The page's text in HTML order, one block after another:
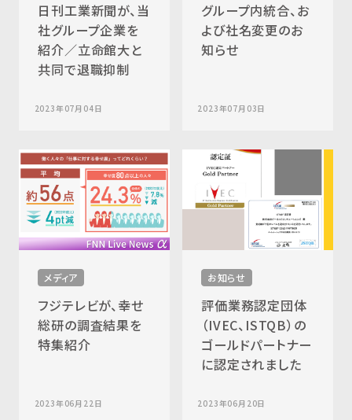
日刊工業新聞が、当
社グループ企業を
紹介／立命館大と
共同で退職抑制
2023年07月04日
グループ内統合、お
よび社名変更のお
知らせ
2023年07月03日
メディア
フジテレビが、幸せ
総研の調査結果を
特集紹介
2023年06月22日
お知らせ
評価業務認定団体
（IVEC、ISTQB）の
ゴールドパートナー
に認定されました
2023年06月20日